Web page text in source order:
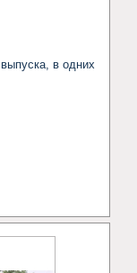
в одних